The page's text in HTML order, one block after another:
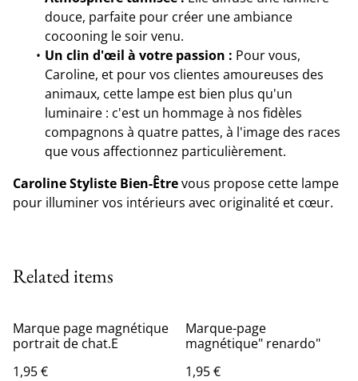
douce, parfaite pour créer une ambiance
cocooning le soir venu.
Un clin d'œil à votre passion : Pour vous,
Caroline, et pour vos clientes amoureuses des
animaux, cette lampe est bien plus qu'un
luminaire : c'est un hommage à nos fidèles
compagnons à quatre pattes, à l'image des races
que vous affectionnez particulièrement.
Caroline Styliste Bien-Êtrevous propose cette lampe
pour illuminer vos intérieurs avec originalité et cœur.
Related items
Marque page magnétique
portrait de chat.E
1,95 €
Marque-page
magnétique" renardo"
1,95 €